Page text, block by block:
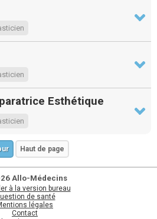
Esthétique
Haut de page
Allo-Médecins
à la version bureau
de santé
légales
Contact